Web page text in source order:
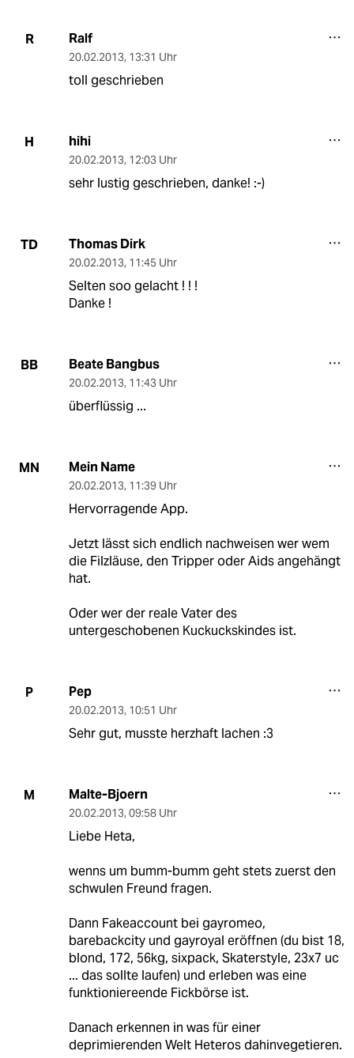
R Ralf
20.02.2013, 13:31 Uhr
toll geschrieben
H hihi
20.02.2013, 12:03 Uhr
sehr lustig geschrieben, danke! :-)
TD Thomas Dirk
20.02.2013, 11:45 Uhr
Selten soo gelacht ! ! !
Danke !
BB Beate Bangbus
20.02.2013, 11:43 Uhr
überflüssig ...
MN Mein Name
20.02.2013, 11:39 Uhr
Hervorragende App.
Jetzt lässt sich endlich nachweisen wer wem
die Filzläuse, den Tripper oder Aids angehängt
hat.
Oder wer der reale Vater des
untergeschobenen Kuckuckskindes ist.
P Pep
20.02.2013, 10:51 Uhr
Sehr gut, musste herzhaft lachen :3
M Malte-Bjoern
20.02.2013, 09:58 Uhr
Liebe Heta,
wenns um bumm-bumm geht stets zuerst den
schwulen Freund fragen.
Dann Fakeaccount bei gayromeo,
barebackcity und gayroyal eröffnen (du bist 18,
blond, 172, 56kg, sixpack, Skaterstyle, 23x7 uc
... das sollte laufen) und erleben was eine
funktioniereende Fickbörse ist.
Danach erkennen in was für einer
deprimierenden Welt Heteros dahinvegetieren.